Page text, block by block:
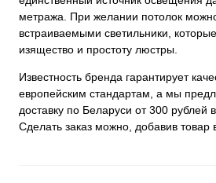
метража. При желании потолок
встраиваемыми светильники,
изящество и простоту люстры.
Известность бренда гарантирует
европейским стандартам, а мы
доставку по Беларуси от 300 рублей
Сделать заказ можно, добавив товар